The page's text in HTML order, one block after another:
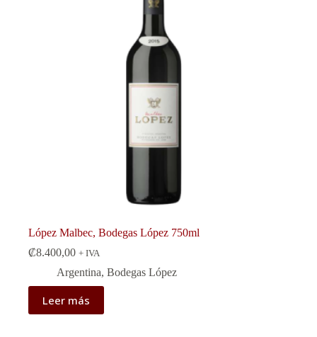
López Malbec, Bodegas López 750ml
₡8.400,00 + IVA
Argentina, Bodegas López
Leer más